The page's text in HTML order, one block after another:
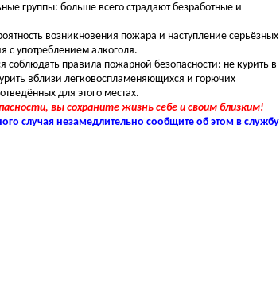
группы: больше всего страдают безработные и
возникновения пожара и наступление серьёзных
с употреблением алкоголя.
соблюдать правила пожарной безопасности: не курить в
вблизи легковоспламеняющихся и горючих
для этого местах.
вы сохраните жизнь себе и своим близким!
случая незамедлительно сообщите об этом в службу